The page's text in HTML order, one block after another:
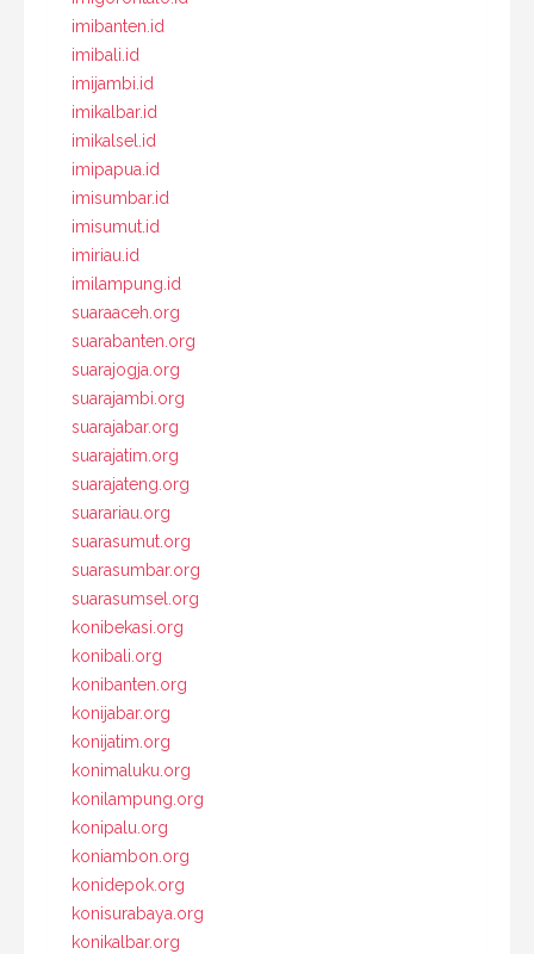
imibanten.id
imibali.id
imijambi.id
imikalbar.id
imikalsel.id
imipapua.id
imisumbar.id
imisumut.id
imiriau.id
imilampung.id
suaraaceh.org
suarabanten.org
suarajogja.org
suarajambi.org
suarajabar.org
suarajatim.org
suarajateng.org
suarariau.org
suarasumut.org
suarasumbar.org
suarasumsel.org
konibekasi.org
konibali.org
konibanten.org
konijabar.org
konijatim.org
konimaluku.org
konilampung.org
konipalu.org
koniambon.org
konidepok.org
konisurabaya.org
konikalbar.org